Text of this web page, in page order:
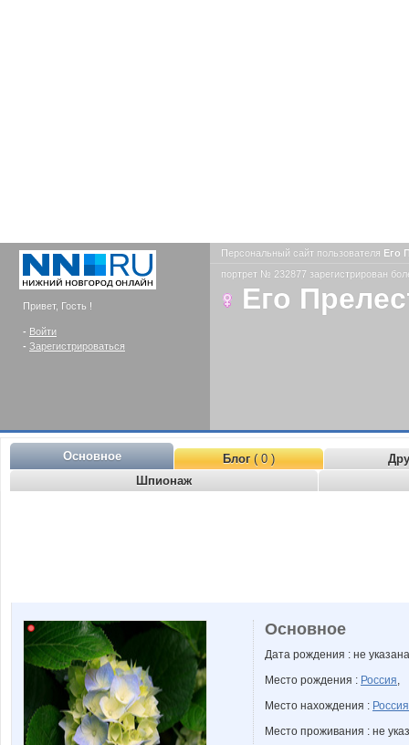
Привет, Гость !
- Войти
- Зарегистрироваться
Персональный сайт пользователя Его
портрет № 232877 зарегистрирован
Его
Основное Блог( 0 )
Шпионаж
Основное
Дата рождения : не указана
Место рождения : Россия,
Место нахождения : Россия
Место проживания : не